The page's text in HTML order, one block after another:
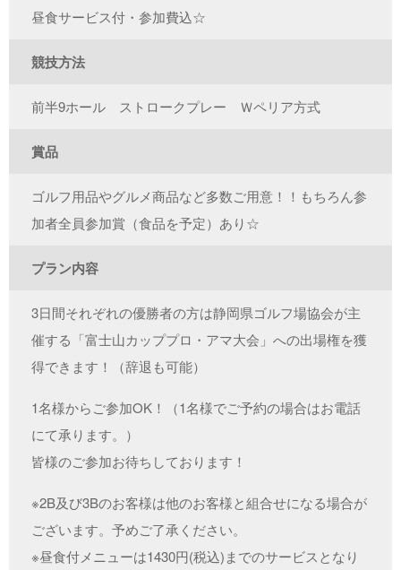
昼食サービス付・参加費込☆
競技方法
前半9ホール ストロークプレー Ｗペリア方式
賞品
ゴルフ用品やグルメ商品など多数ご用意！！もちろん参
加者全員参加賞（食品を予定）あり☆
プラン内容
3日間それぞれの優勝者の方は静岡県ゴルフ場協会が主
催する「富士山カッププロ・アマ大会」への出場権を獲
得できます！（辞退も可能）
1名様からご参加OK！（1名様でご予約の場合はお電話
にて承ります。）
皆様のご参加お待ちしております！
※2B及び3Bのお客様は他のお客様と組合せになる場合が
ございます。予めご了承ください。
※昼食付メニューは1430円(税込)までのサービスとなり